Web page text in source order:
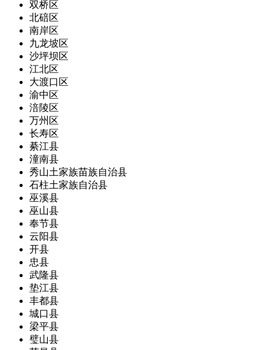
双桥区
北碚区
南岸区
九龙坡区
沙坪坝区
江北区
大渡口区
渝中区
涪陵区
万州区
长寿区
綦江县
潼南县
秀山土家族苗族自治县
石柱土家族自治县
巫溪县
巫山县
奉节县
云阳县
开县
忠县
武隆县
垫江县
丰都县
城口县
梁平县
璧山县